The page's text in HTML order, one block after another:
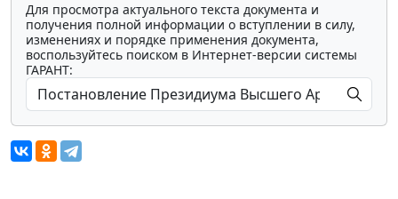
Для просмотра актуального текста документа и
получения полной информации о вступлении в силу,
изменениях и порядке применения документа,
воспользуйтесь поиском в Интернет-версии системы
ГАРАНТ: